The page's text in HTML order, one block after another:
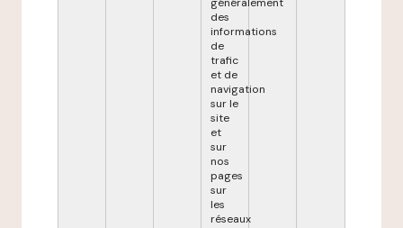
des
informations
de
trafic
et de
navigation
sur le
site
et
sur
nos
pages
sur
les
réseaux